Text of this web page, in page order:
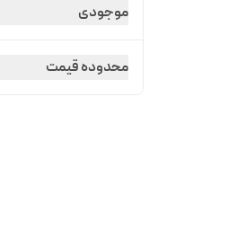
موجودی
محدوده قیمت